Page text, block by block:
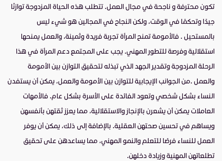
تكون محترفة و ناجحة في مجال العمل. تتطلب هذه الحياة المزدوجة توازنًا
جيدًا وتحكمًا في الوقت، ولكن النجاح في المجالين هو شيء ليس
بالمستحيل . فالأمومة تمنح المرأة تجربة فريدة وثمينة، والعمل يمنحها
استقلالية وفرصة للتطور المهني. يجب على المجتمع دعم المرأة في هذا
الرحلة المزدوجة وتقدير الجهد الذي تبذله لتحقيق التوازن بين الأمومة
والعمل .من الجوانب الإيجابية للتوازن بين الأمومة والعمل، يمكن أن يستفدن
النساء بشكل شخصي وتعود الفائدة على الأسرة بشكل عام. فالأمهات
العاملات يمكن أن يشعرن بالإنجاز والاستقلالية، مما يعزز ثقتهن بأنفسهن
ويساهم في تحسين صحتهن العقلية. بالإضافة إلى ذلك، يمكن أن يوفر
العمل للنساء فرصًا للتعلم والنمو المهني، مما يساعدهن على تحقيق
تطلعاتهن المهنية وزيادة دخلهن.